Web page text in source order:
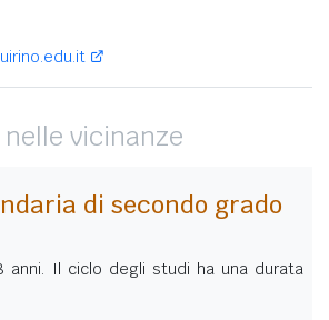
vicinanze
di secondo grado
anni. Il ciclo degli studi ha una durata